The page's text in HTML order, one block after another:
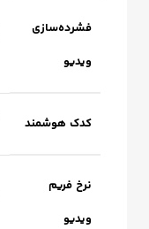
فشرده‌سازی
ویدیو
کدک هوشمند
نرخ فریم
ویدیو